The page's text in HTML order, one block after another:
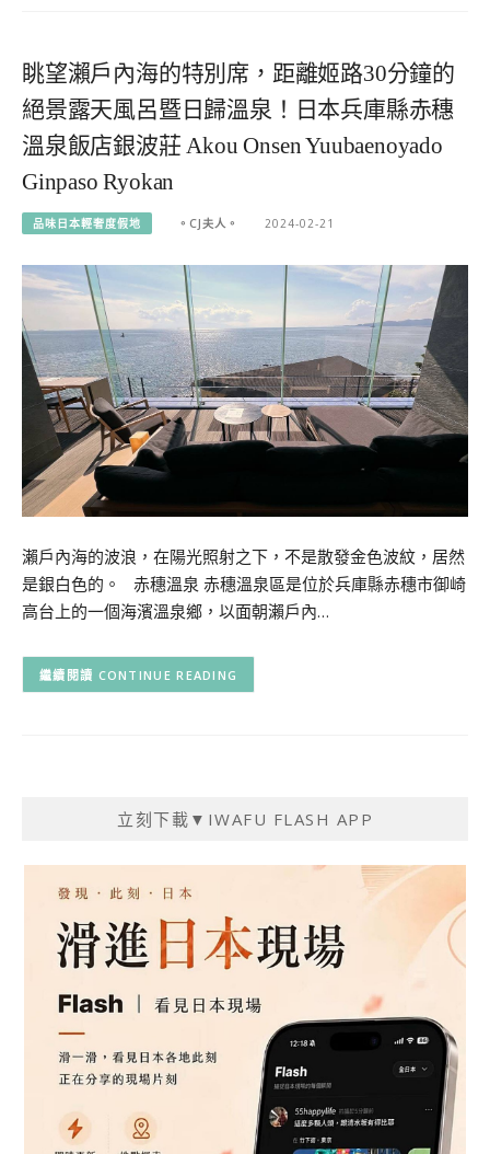
眺望瀨戶內海的特別席，距離姬路30分鐘的
絕景露天風呂暨日歸溫泉！日本兵庫縣赤穗
溫泉飯店銀波莊 Akou Onsen Yuubaenoyado
Ginpaso Ryokan
品味日本輕奢度假地 。CJ夫人。 2024-02-21
瀨戶內海的波浪，在陽光照射之下，不是散發金色波紋，居然
是銀白色的。 赤穗溫泉 赤穗溫泉區是位於兵庫縣赤穗市御崎
高台上的一個海濱溫泉鄉，以面朝瀨戶內…
CONTINUE READING
立刻下載▼IWAFU FLASH APP